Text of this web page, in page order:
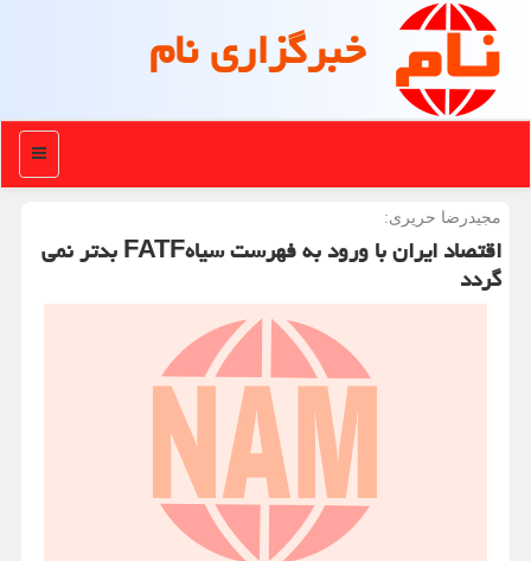
خبرگزاری نام
منو
مجیدرضا حریری:
اقتصاد ایران با ورود به فهرست سیاهFATF بدتر نمی
گردد